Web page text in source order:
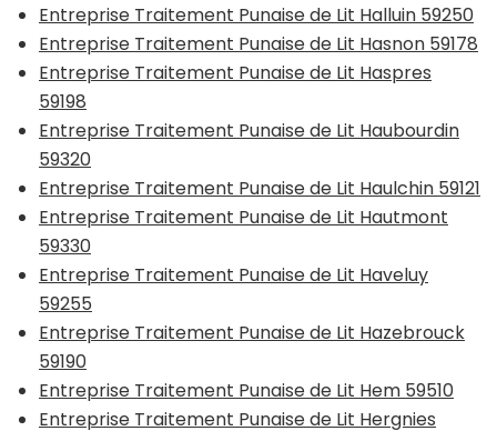
Entreprise Traitement Punaise de Lit Halluin 59250
Entreprise Traitement Punaise de Lit Hasnon 59178
Entreprise Traitement Punaise de Lit Haspres
59198
Entreprise Traitement Punaise de Lit Haubourdin
59320
Entreprise Traitement Punaise de Lit Haulchin 59121
Entreprise Traitement Punaise de Lit Hautmont
59330
Entreprise Traitement Punaise de Lit Haveluy
59255
Entreprise Traitement Punaise de Lit Hazebrouck
59190
Entreprise Traitement Punaise de Lit Hem 59510
Entreprise Traitement Punaise de Lit Hergnies